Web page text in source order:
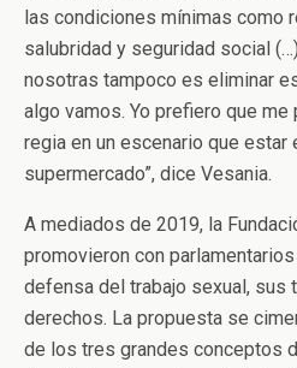
las condiciones mínimas como
salubridad y seguridad social
nosotras tampoco es eliminar
algo vamos. Yo prefiero que me
regia en un escenario que estar
supermercado”, dice Vesania.
A mediados de 2019, la
promovieron con
defensa del trabajo sexual, sus
derechos. La propuesta se
de los tres grandes conceptos